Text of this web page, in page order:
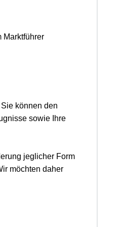
Marktführer
können den
sowie Ihre
jeglicher Form
möchten daher